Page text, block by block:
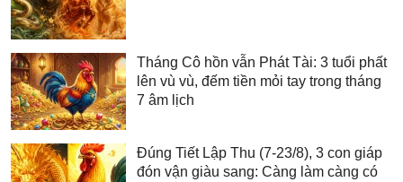
Tháng Cô hồn vẫn Phát Tài: 3 tuổi phất
lên vù vù, đếm tiền mỏi tay trong tháng
7 âm lịch
Đúng Tiết Lập Thu (7-23/8), 3 con giáp
đón vận giàu sang: Càng làm càng có